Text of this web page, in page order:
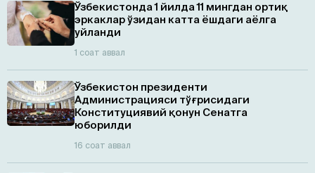
Ўзбекистонда 1 йилда 11 мингдан ортиқ
эркаклар ўзидан катта ёшдаги аёлга
уйланди
1 соат аввал
Ўзбекистон президенти
Администрацияси тўғрисидаги
Конституциявий қонун Сенатга
юборилди
16 соат аввал